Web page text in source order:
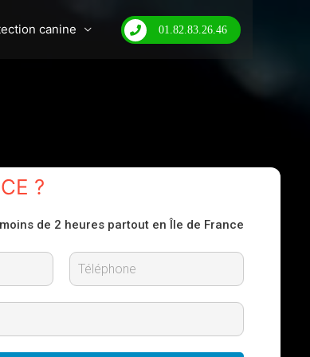
canine 01.82.83.26.46
?
de 2 heures partout en Île de France
o